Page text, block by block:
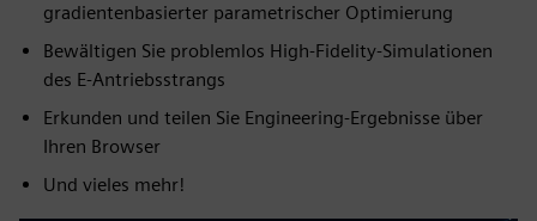
gradientenbasierter parametrischer Optimierung
Bewältigen Sie problemlos High-Fidelity-Simulationen
des E-Antriebsstrangs
Erkunden und teilen Sie Engineering-Ergebnisse über
Ihren Browser
Und vieles mehr!